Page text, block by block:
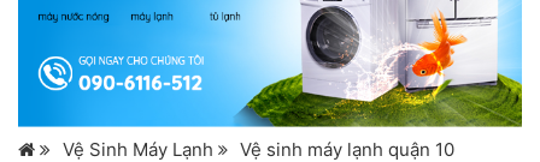
Vệ Sinh Máy Lạnh Vệ sinh máy lạnh quận 10